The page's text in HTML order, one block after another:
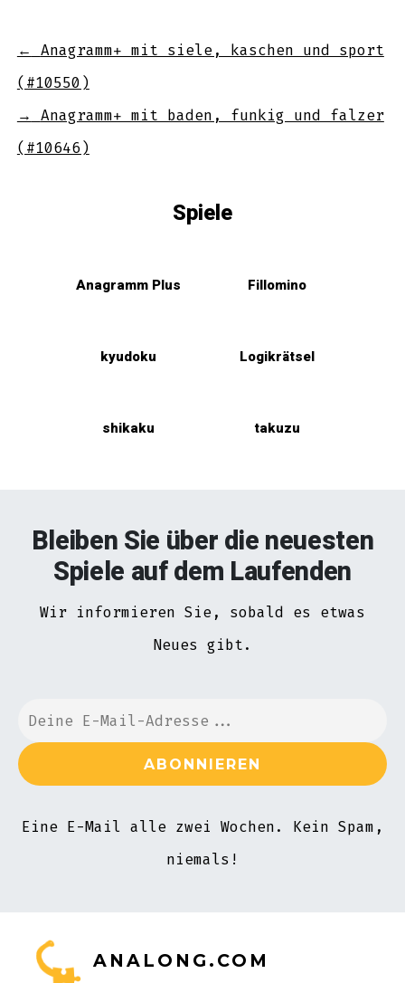
←
Anagramm+ mit siele, kaschen und sport
(#10550)
→
Anagramm+ mit baden, funkig und falzer
(#10646)
Spiele
Anagramm Plus Fillomino
kyudoku Logikrätsel
shikaku takuzu
Bleiben Sie über die neuesten
Spiele auf dem Laufenden
Wir informieren Sie, sobald es etwas
Neues gibt.
Eine E-Mail alle zwei Wochen. Kein Spam,
niemals!
ANALONG.COM